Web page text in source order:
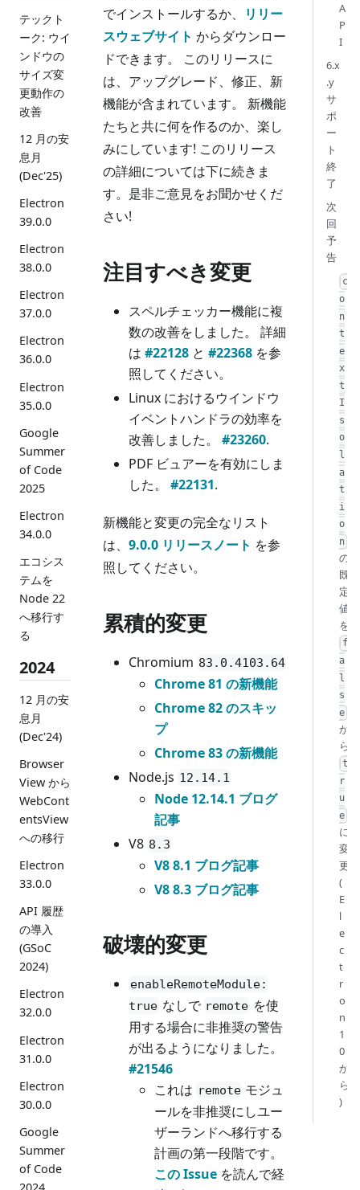
テックト
ーク: ウイ
ンドウの
サイズ変
更動作の
改善
12 月の安
息月
(Dec'25)
Electron
39.0.0
Electron
38.0.0
Electron
37.0.0
Electron
36.0.0
Electron
35.0.0
Google
Summer
of Code
2025
Electron
34.0.0
エコシス
テムを
Node 22
へ移行す
る
2024
12 月の安
息月
(Dec'24)
Browser
View から
WebCont
entsView
への移行
Electron
33.0.0
API 履歴
の導入
(GSoC
2024)
Electron
32.0.0
Electron
31.0.0
Electron
30.0.0
Google
Summer
of Code
でインストールするか、
リリー
スウェブサイト からダウンロー
ドできます。 このリリースに
は、アップグレード、修正、新
機能が含まれています。 新機能
たちと共に何を作るのか、楽し
みにしています! このリリース
の詳細については下に続きま
す。是非ご意見をお聞かせくだ
さい!
注目すべき変更
スペルチェッカー機能に複
数の改善をしました。 詳細
は #22128 と #22368 を参
照してください。
Linux におけるウインドウ
イベントハンドラの効率を
改善しました。 #23260.
PDF ビュアーを有効にしま
した。 #22131.
新機能と変更の完全なリスト
は、 9.0.0 リリースノート を参
照してください。
累積的変更
Chromium 83.0.4103.64
Chrome 81 の新機能
Chrome 82 のスキッ
プ
Chrome 83 の新機能
Node.js 12.14.1
Node 12.14.1 ブログ
記事
V8 8.3
V8 8.1 ブログ記事
V8 8.3 ブログ記事
破壊的変更
enableRemoteModule:
true なしで remote を使
用する場合に非推奨の警告
が出るようになりました。
#21546
これは remote モジュ
ールを非推奨にしユー
ザーランドへ移行する
計画の第一段階です。
この Issue を読んで経
A
P
I
6.x
.y
サ
ポ
ー
ト
終
了
次
回
予
告
c
o
n
t
e
x
t
I
s
o
l
a
t
i
o
n
の
既
定
値
を
f
a
l
s
e
か
ら
t
r
u
e
に
変
更
(
E
l
e
c
t
r
o
n
1
0
か
ら
)